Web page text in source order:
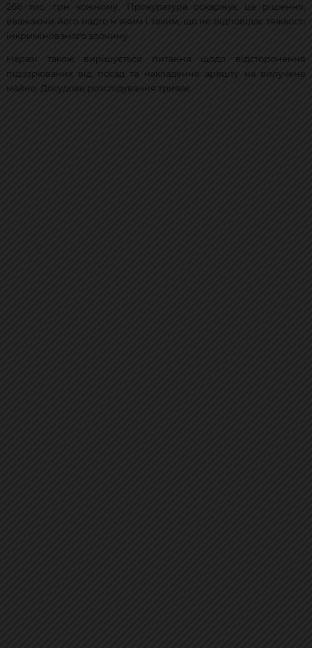
266 тис. грн кожному. Прокуратура оскаржує це рішення,
вважаючи його надто м'яким і таким, що не відповідає тяжкості
інкримінованого злочину.
Наразі також вирішується питання щодо відсторонення
підозрюваних від посад та накладення арешту на вилучене
майно. Досудове розслідування триває.